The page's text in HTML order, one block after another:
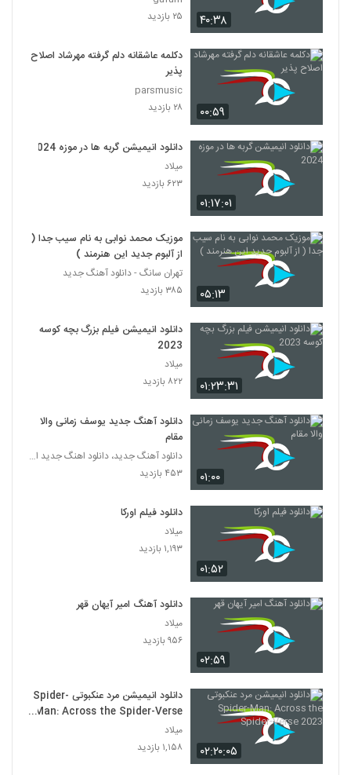
۴۰:۳۸
۲۵ بازدید
۰۰:۵۹
دکلمه عاشقانه دلم گرفته مهرشاد اصلاح
پذیر
parsmusic
۲۸ بازدید
۰۱:۱۷:۰۱
دانلود انیمیشن گربه ها در موزه 2024
میلاد
۶۲۳ بازدید
۰۵:۱۳
موزیک محمد نوابی به نام سیب جدا (
از آلبوم جدید این هنرمند )
تهران سانگ - دانلود آهنگ جدید
۳۸۵ بازدید
۰۱:۲۳:۳۱
دانلود انیمیشن فیلم بزرگ بچه‌ کوسه
2023
میلاد
۸۲۲ بازدید
۰۱:۰۰
دانلود آهنگ جدید یوسف زمانی والا
مقام
دانلود آهنگ جدید، دانلود اهنگ جدید ایرانی
۴۵۳ بازدید
۰۱:۵۲
دانلود فیلم اورکا
میلاد
۱,۱۹۳ بازدید
۰۲:۵۹
دانلود آهنگ امیر آیهان قهر
میلاد
۹۵۶ بازدید
۰۲:۲۰:۰۵
دانلود انیمیشن مرد عنکبوتی Spider-
Man: Across the Spider-Verse
2023
میلاد
۱,۱۵۸ بازدید